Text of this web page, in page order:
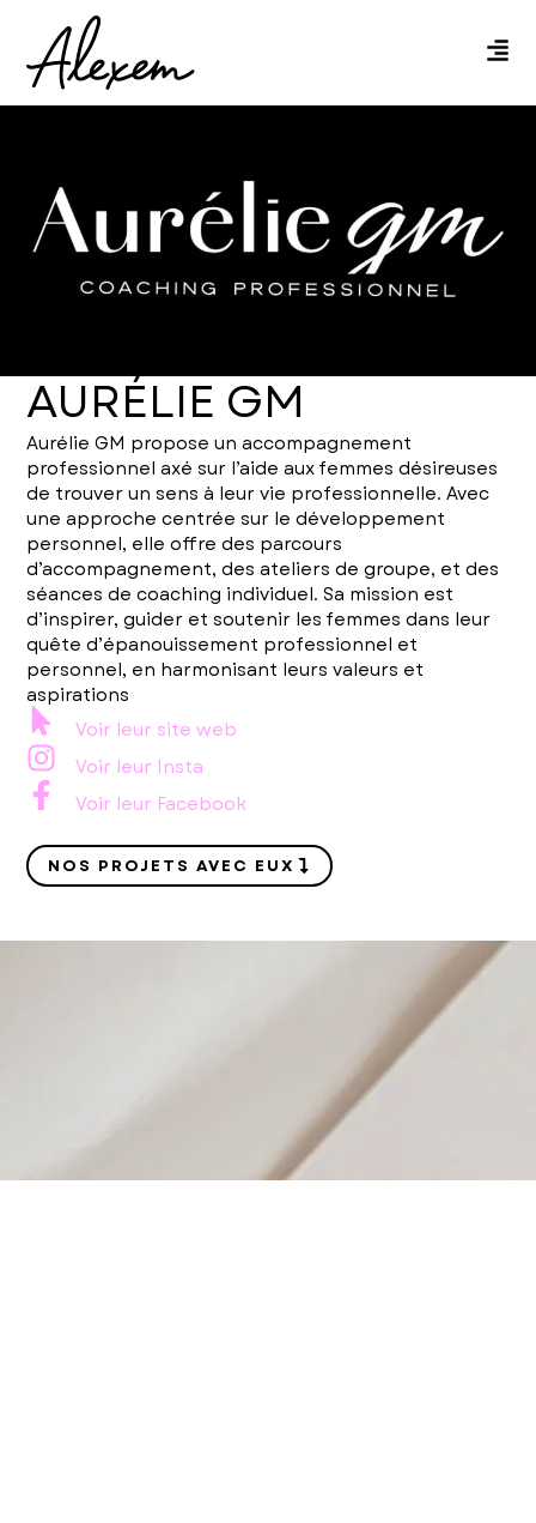
AURÉLIE GM
Aurélie GM propose un accompagnement
professionnel axé sur l’aide aux femmes désireuses
de trouver un sens à leur vie professionnelle. Avec
une approche centrée sur le développement
personnel, elle offre des parcours
d’accompagnement, des ateliers de groupe, et des
séances de coaching individuel. Sa mission est
d’inspirer, guider et soutenir les femmes dans leur
quête d’épanouissement professionnel et
personnel, en harmonisant leurs valeurs et
aspirations​
Voir leur site web
Voir leur Insta
Voir leur Facebook
NOS PROJETS AVEC EUX